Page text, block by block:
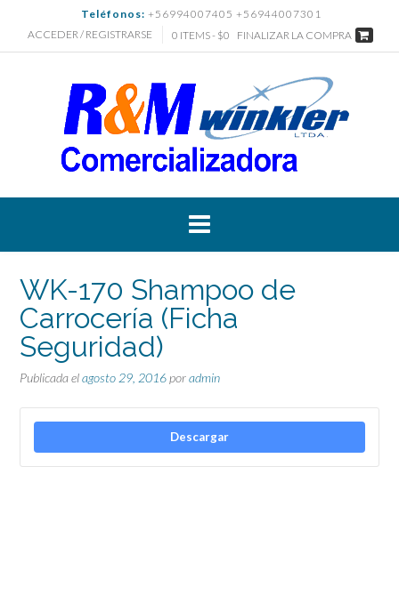
contenido
Teléfonos: +56994007405 +56944007301
ACCEDER / REGISTRARSE
0 ITEMS - $0 FINALIZAR LA COMPRA
WK-170 Shampoo de
Carrocería (Ficha
Seguridad)
Publicada elagosto 29, 2016poradmin
Descargar